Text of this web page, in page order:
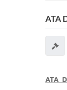
ATA
ATA